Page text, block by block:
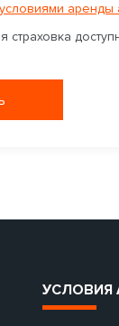
условиями аренды
страховка
УСЛОВИЯ